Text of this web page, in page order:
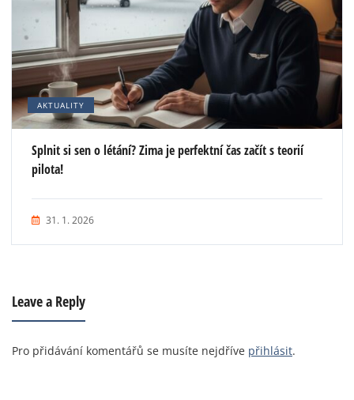
AKTUALITY
Splnit si sen o létání? Zima je perfektní čas začít s teorií
pilota!
31. 1. 2026
Leave a Reply
Pro přidávání komentářů se musíte nejdříve přihlásit.